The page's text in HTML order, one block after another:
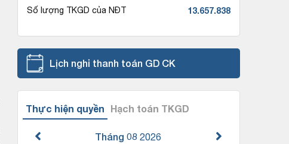
Số lượng TKGD của NĐT 13.657.838
Lịch nghỉ thanh toán GD CK
Thực hiện quyền Hạch toán TKGD
Tháng 08 2026